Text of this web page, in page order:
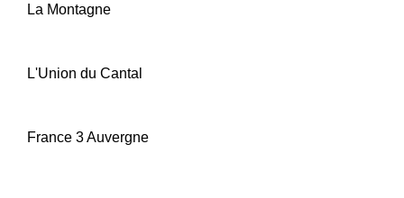
La Montagne
L'Union du Cantal
France 3 Auvergne